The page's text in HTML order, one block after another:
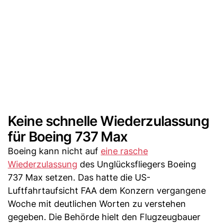
Keine schnelle Wiederzulassung
für Boeing 737 Max
Boeing kann nicht auf eine rasche
Wiederzulassung des Unglücksfliegers Boeing
737 Max setzen. Das hatte die US-
Luftfahrtaufsicht FAA dem Konzern vergangene
Woche mit deutlichen Worten zu verstehen
gegeben. Die Behörde hielt den Flugzeugbauer